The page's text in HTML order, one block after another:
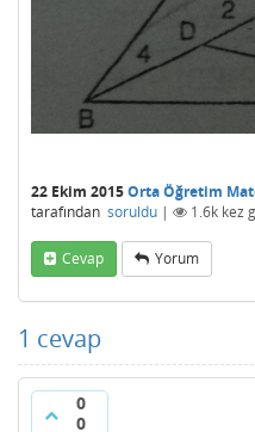
22 Ekim 2015Orta Öğretim
tarafından soruldu | 1.6k kez
Cevap Yorum
1 cevap
0
0